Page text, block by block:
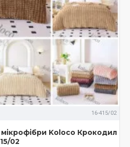
16-415/02
Koloco Крокодил
02